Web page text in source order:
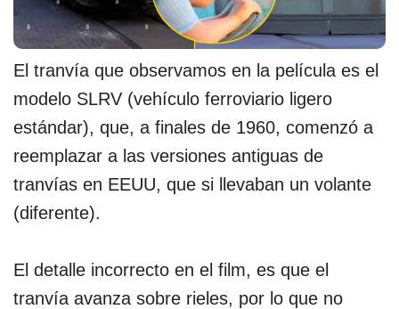
El tranvía que observamos en la película es el
modelo SLRV (vehículo ferroviario ligero
estándar), que, a finales de 1960, comenzó a
reemplazar a las versiones antiguas de
tranvías en EEUU, que si llevaban un volante
(diferente).
El detalle incorrecto en el film, es que el
tranvía avanza sobre rieles, por lo que no